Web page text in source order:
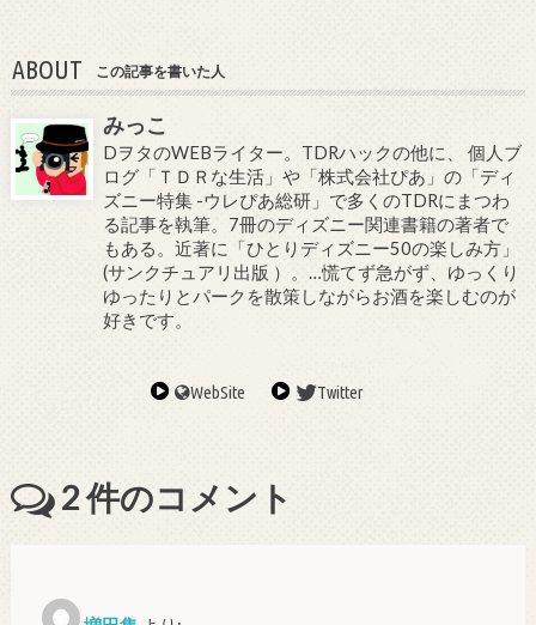
ABOUT この記事を書いた人
みっこ
DヲタのWEBライター。TDRハックの他に、 個人ブ
ログ「ＴＤＲな生活」や「株式会社ぴあ」の「ディ
ズニー特集 -ウレぴあ総研」で多くのTDRにまつわ
る記事を執筆。7冊のディズニー関連書籍の著者で
もある。近著に「ひとりディズニー50の楽しみ方」
(サンクチュアリ出版 ）。…慌てず急がず、ゆっくり
ゆったりとパークを散策しながらお酒を楽しむのが
好きです。
WebSite Twitter
2件のコメント